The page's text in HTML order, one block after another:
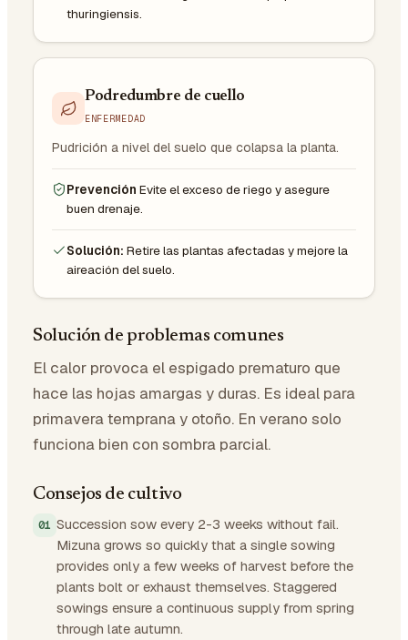
thuringiensis.
Podredumbre de cuello
ENFERMEDAD
Pudrición a nivel del suelo que colapsa la planta.
Prevención Evite el exceso de riego y asegure
buen drenaje.
Solución: Retire las plantas afectadas y mejore la
aireación del suelo.
Solución de problemas comunes
El calor provoca el espigado prematuro que
hace las hojas amargas y duras. Es ideal para
primavera temprana y otoño. En verano solo
funciona bien con sombra parcial.
Consejos de cultivo
Succession sow every 2-3 weeks without fail.
Mizuna grows so quickly that a single sowing
provides only a few weeks of harvest before the
plants bolt or exhaust themselves. Staggered
sowings ensure a continuous supply from spring
through late autumn.